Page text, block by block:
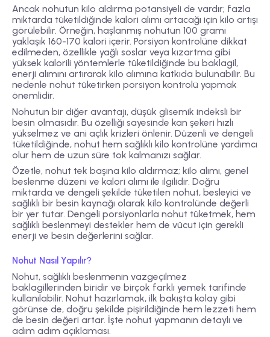
Ancak nohutun kilo aldırma potansiyeli de vardır; fazla
miktarda tüketildiğinde kalori alımı artacağı için kilo artışı
görülebilir. Örneğin, haşlanmış nohutun 100 gramı
yaklaşık 160-170 kalori içerir. Porsiyon kontrolüne dikkat
edilmeden, özellikle yağlı soslar veya kızartma gibi
yüksek kalorili yöntemlerle tüketildiğinde bu baklagil,
enerji alımını artırarak kilo alımına katkıda bulunabilir. Bu
nedenle nohut tüketirken porsiyon kontrolü yapmak
önemlidir.
Nohutun bir diğer avantajı, düşük glisemik indeksli bir
besin olmasıdır. Bu özelliği sayesinde kan şekeri hızlı
yükselmez ve ani açlık krizleri önlenir. Düzenli ve dengeli
tüketildiğinde, nohut hem sağlıklı kilo kontrolüne yardımcı
olur hem de uzun süre tok kalmanızı sağlar.
Özetle, nohut tek başına kilo aldırmaz; kilo alımı, genel
beslenme düzeni ve kalori alımı ile ilgilidir. Doğru
miktarda ve dengeli şekilde tüketilen nohut, besleyici ve
sağlıklı bir besin kaynağı olarak kilo kontrolünde değerli
bir yer tutar. Dengeli porsiyonlarla nohut tüketmek, hem
sağlıklı beslenmeyi destekler hem de vücut için gerekli
enerji ve besin değerlerini sağlar.
Nohut Nasıl Yapılır?
Nohut, sağlıklı beslenmenin vazgeçilmez
baklagillerinden biridir ve birçok farklı yemek tarifinde
kullanılabilir. Nohut hazırlamak, ilk bakışta kolay gibi
görünse de, doğru şekilde pişirildiğinde hem lezzeti hem
de besin değeri artar. İşte nohut yapmanın detaylı ve
adım adım açıklaması.